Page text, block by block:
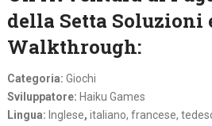
della Setta Soluzioni
Walkthrough:
Categoria: Giochi
Sviluppatore: Haiku Games
Lingua: Inglese, italiano, francese,